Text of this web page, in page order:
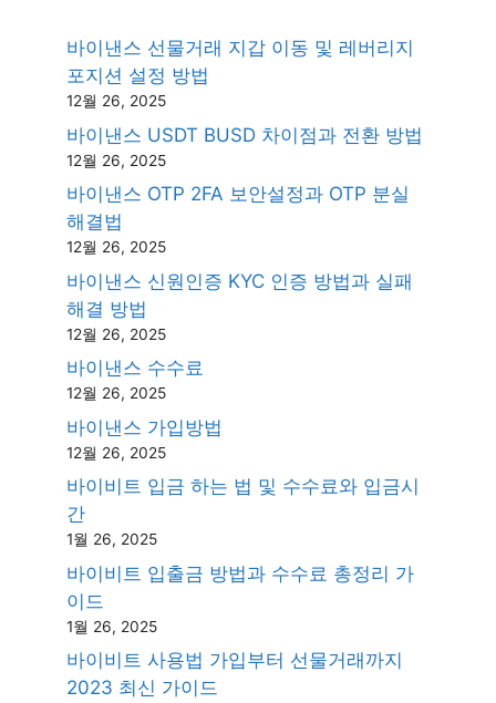
바이낸스 선물거래 지갑 이동 및 레버리지
포지션 설정 방법
12월 26, 2025
바이낸스 USDT BUSD 차이점과 전환 방법
12월 26, 2025
바이낸스 OTP 2FA 보안설정과 OTP 분실
해결법
12월 26, 2025
바이낸스 신원인증 KYC 인증 방법과 실패
해결 방법
12월 26, 2025
바이낸스 수수료
12월 26, 2025
바이낸스 가입방법
12월 26, 2025
바이비트 입금 하는 법 및 수수료와 입금시
간
1월 26, 2025
바이비트 입출금 방법과 수수료 총정리 가
이드
1월 26, 2025
바이비트 사용법 가입부터 선물거래까지
2023 최신 가이드